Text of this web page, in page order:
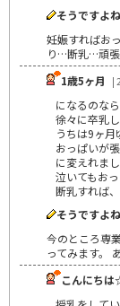
そうですよね
妊娠すればお
り…断乳…頑張
1歳5ヶ月
|
になるのな
徐々に卒乳
うちは9ヶ月
おっぱいが
に変えれまし
泣いてもお
断乳すれば
そうですよね
今のところ専
ってみます。
こんにち